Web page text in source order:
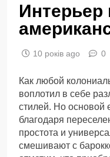
Интерьер
10 років ago 0
Как любой
воплотил в себе
стилей. Но основой
благодаря
простота и
смешивают с